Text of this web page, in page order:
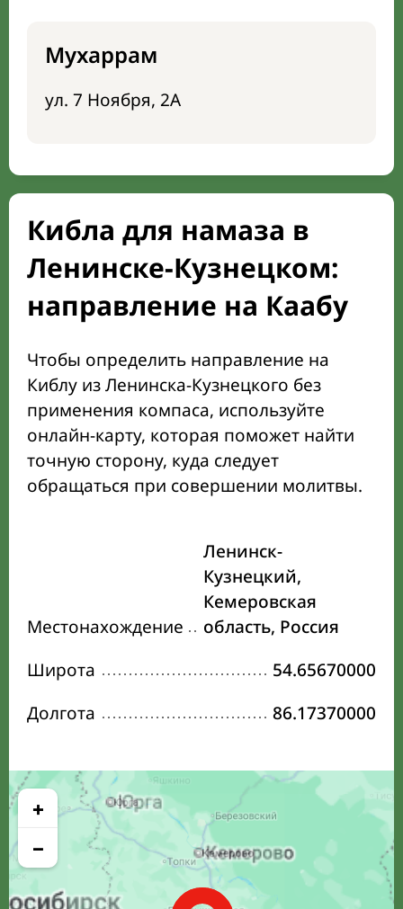
Мухаррам
ул. 7 Ноября, 2А
Кибла для намаза в
Ленинске-Кузнецком:
направление на Каабу
Чтобы определить направление на
Киблу из Ленинска-Кузнецкого без
применения компаса, используйте
онлайн-карту, которая поможет найти
точную сторону, куда следует
обращаться при совершении молитвы.
Местонахождение
Ленинск-
Кузнецкий,
Кемеровская
область, Россия
Широта
54.65670000
Долгота
86.17370000
+
−